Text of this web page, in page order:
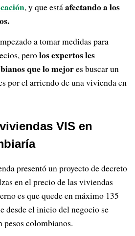
, y que estáafectando a los
a tomar medidas para
perolos expertos les
que lo mejores buscar un
por el arriendo de una vivienda en
VIS en
presentó un proyecto de decreto
en el precio de las viviendas
es que quede en máximo 135
desde el inicio del negocio se
pesos colombianos.